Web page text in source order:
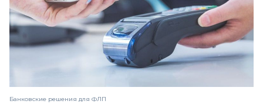
Банковские решения для ФЛП